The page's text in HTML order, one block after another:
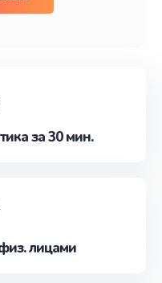
за 30 мин.
лицами